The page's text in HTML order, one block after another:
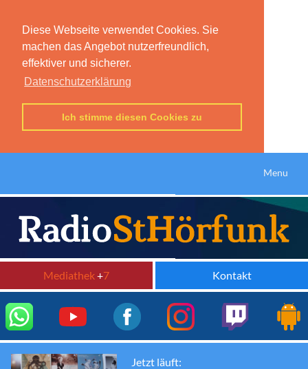
Diese Webseite verwendet Cookies. Sie
machen das Angebot nutzerfreundlich,
effektiver und sicherer.
Datenschutzerklärung
Ich stimme diesen Cookies zu
Menu
Mediathek+7 Kontakt
Jetzt läuft: